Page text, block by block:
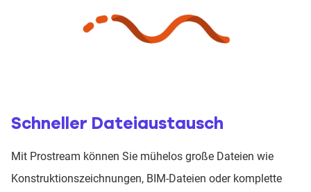
Schneller Dateiaustausch
Mit Prostream können Sie mühelos große Dateien wie
Konstruktionszeichnungen, BIM-Dateien oder komplette